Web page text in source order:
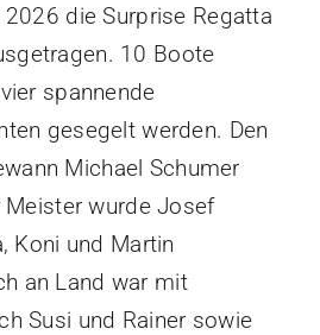
die Surprise Regatta
10 Boote
spannende
gesegelt werden. Den
Michael Schumer
Meister wurde Josef
Koni und Martin
an Land war mit
Susi und Rainer sowie